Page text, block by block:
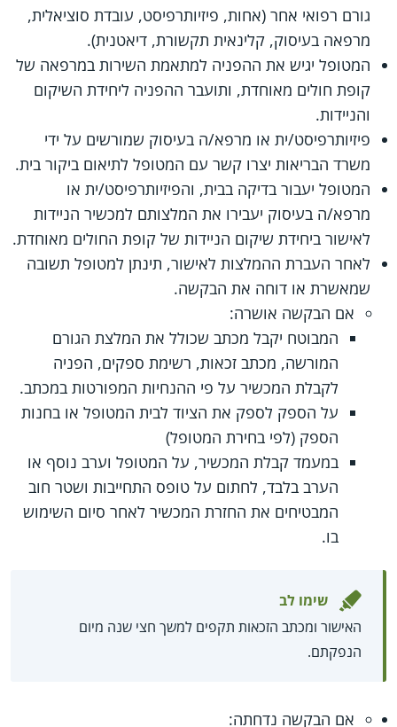
גורם רפואי אחר (אחות, פיזיותרפיסט, עובדת סוציאלית,
מרפאה בעיסוק, קלינאית תקשורת, דיאטנית).
המטופל יגיש את ההפניה למתאמת השירות במרפאה של
קופת חולים מאוחדת, ותועבר ההפניה ליחידת השיקום
והניידות.
פיזיותרפיסט/ית או מרפא/ה בעיסוק שמורשים על ידי
משרד הבריאות יצרו קשר עם המטופל לתיאום ביקור בית.
המטופל יעבור בדיקה בבית, והפיזיותרפיסט/ית או
מרפא/ה בעיסוק יעבירו את המלצותם למכשיר הניידות
לאישור ביחידת שיקום הניידות של קופת החולים מאוחדת.
לאחר העברת ההמלצות לאישור, תינתן למטופל תשובה
שמאשרת או דוחה את הבקשה.
אם הבקשה אושרה:
המבוטח יקבל מכתב שכולל את המלצת הגורם
המורשה, מכתב זכאות, רשימת ספקים, הפניה
לקבלת המכשיר על פי ההנחיות המפורטות במכתב.
על הספק לספק את הציוד לבית המטופל או בחנות
הספק (לפי בחירת המטופל)
במעמד קבלת המכשיר, על המטופל וערב נוסף או
הערב בלבד, לחתום על טופס התחייבות ושטר חוב
המבטיחים את החזרת המכשיר לאחר סיום השימוש
בו.
שימו לב
האישור ומכתב הזכאות תקפים למשך חצי שנה מיום
הנפקתם.
אם הבקשה נדחתה: